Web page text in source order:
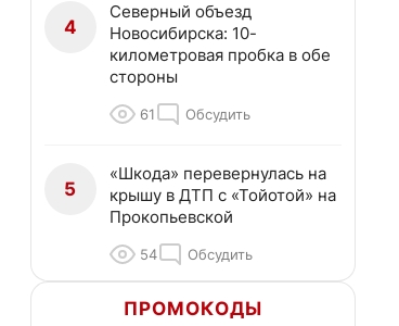
4
Северный объезд
Новосибирска: 10-
километровая пробка в обе
стороны
61 Обсудить
5
«Шкода» перевернулась на
крышу в ДТП с «Тойотой» на
Прокопьевской
54 Обсудить
ПРОМОКОДЫ